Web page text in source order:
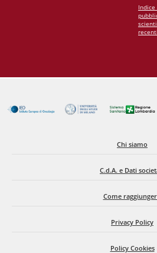
Indice
recenti
Chi siamo
C.d.A. e Dati
Come
Privacy Policy
Policy Cookies